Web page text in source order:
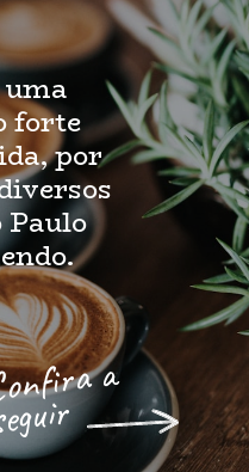
forte
por
Paulo
a